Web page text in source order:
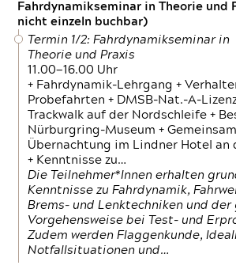
Fahrdynamikseminar in Theorie und
nicht einzeln buchbar)
Termin 1/2: Fahrdynamikseminar in
Theorie und Praxis
11.00—16.00 Uhr
+ Fahrdynamik-Lehrgang +
Probefahrten + DMSB-Nat.-A-
Trackwalk auf der Nordschleife +
Nürburgring-Museum +
Übernachtung im Lindner Hotel an
+ Kenntnisse zu…
Die Teilnehmer*Innen erhalten
Kenntnisse zu Fahrdynamik,
Brems- und Lenktechniken und
Vorgehensweise bei Test- und
Zudem werden Flaggenkunde,
Notfallsituationen und…